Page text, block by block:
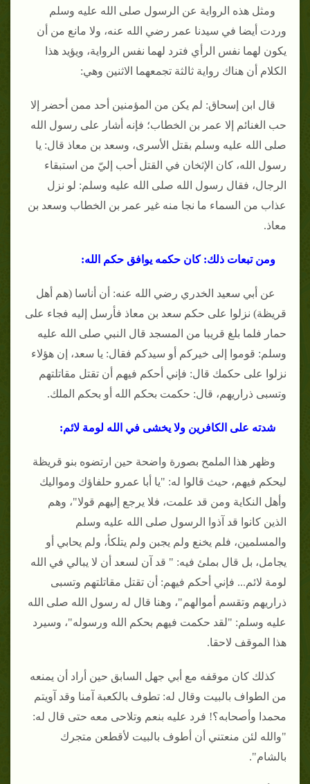
ومثل هذه الرواية عن الرسول صلى الله عليه وسلم
وردت أيضا في سيدنا عمر رضي الله عنه، ولا مانع من أن
يكون لهما نفس الرأي فترد لهما نفس الرواية، ويؤيد هذا
الكلام أن هناك رواية ثالثة تجمعهما الاثنين وهي:
قال ابن إسحاق: لم يكن من المؤمنين أحد ممن أحضر إلا
حب الغنائم إلا عمر بن الخطاب؛ فإنه أشار على رسول الله
صلى الله عليه وسلم بقتل الأسرى، وسعد بن معاذ قال: يا
رسول الله، كان الإثخان في القتل أحب إليّ من استبقاء
الرجال، فقال رسول الله صلى الله عليه وسلم: لو نزل
عذاب من السماء ما نجا منه غير عمر بن الخطاب وسعد بن
معاذ.
ومن تبعات ذلك: كان حكمه يوافق حكم الله:
عن أبي سعيد الخدري رضي الله عنه: أن أناسا (هم أهل
قريظة) نزلوا على حكم سعد بن معاذ فأرسل إليه فجاء على
حمار فلما بلغ قريبا من المسجد قال النبي صلى الله عليه
وسلم: قوموا إلى خيركم أو سيدكم فقال: يا سعد، إن هؤلاء
نزلوا على حكمك قال: فإني أحكم فيهم أن تقتل مقاتلتهم
وتسبى ذراريهم، قال: حكمت بحكم الله أو بحكم الملك.
شدته على الكافرين ولا يخشى في الله لومة لائم:
وظهر هذا الملمح بصورة واضحة حين ارتضوه بنو قريظة
ليحكم فيهم، حيث قالوا له: "يا أبا عمرو حلفاؤك ومواليك
وأهل النكاية ومن قد علمت، فلا يرجع إليهم قولا"، وهم
الذين كانوا قد آذوا الرسول صلى الله عليه وسلم
والمسلمين، فلم يخنع ولم يجبن ولم يتلكأ، ولم يحابي أو
يجامل، بل قال بملئ فيه: " قد آن لسعد أن لا يبالي في الله
لومة لائم... فإني أحكم فيهم: أن تقتل مقاتلتهم وتسبى
ذراريهم وتقسم أموالهم"، وهنا قال له رسول الله صلى الله
عليه وسلم: "لقد حكمت فيهم بحكم الله ورسوله"، وسيرد
هذا الموقف لاحقا.
كذلك كان موقفه مع أبي جهل السابق حين أراد أن يمنعه
من الطواف بالبيت وقال له: تطوف بالكعبة آمنا وقد آويتم
محمدا وأصحابه؟! فرد عليه بنعم وتلاحى معه حتى قال له:
"والله لئن منعتني أن أطوف بالبيت لأقطعن متجرك
بالشام".